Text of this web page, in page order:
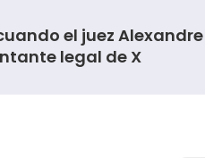
el juez
legal de X